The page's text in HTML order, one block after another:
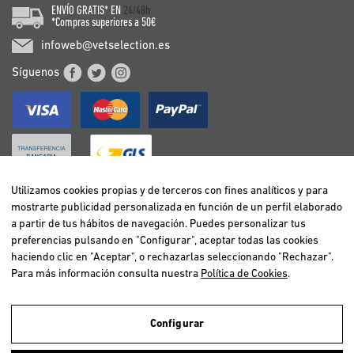
Utilizamos cookies propias y de terceros para realizar el análisis de la
ENVÍO GRATIS* EN 24/48h
*Compras superiores a 50€
infoweb@vetselection.es
Síguenos
BELGIË / BELGIQUE
DEUTSCHLAND
ESPAÑA
FRANCE
ITALIA
NEDERLAND
ÖSTERREICH
Utilizamos cookies propias y de terceros con fines analíticos y para
mostrarte publicidad personalizada en función de un perfil elaborado
a partir de tus hábitos de navegación. Puedes personalizar tus
preferencias pulsando en "Configurar", aceptar todas las cookies
haciendo clic en "Aceptar", o rechazarlas seleccionando "Rechazar".
Para más información consulta nuestra Política de Cookies.
Configurar